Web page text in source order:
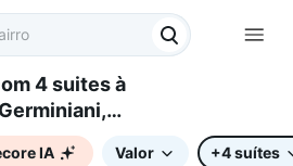
4 suites à
IA Valor +4 suítes